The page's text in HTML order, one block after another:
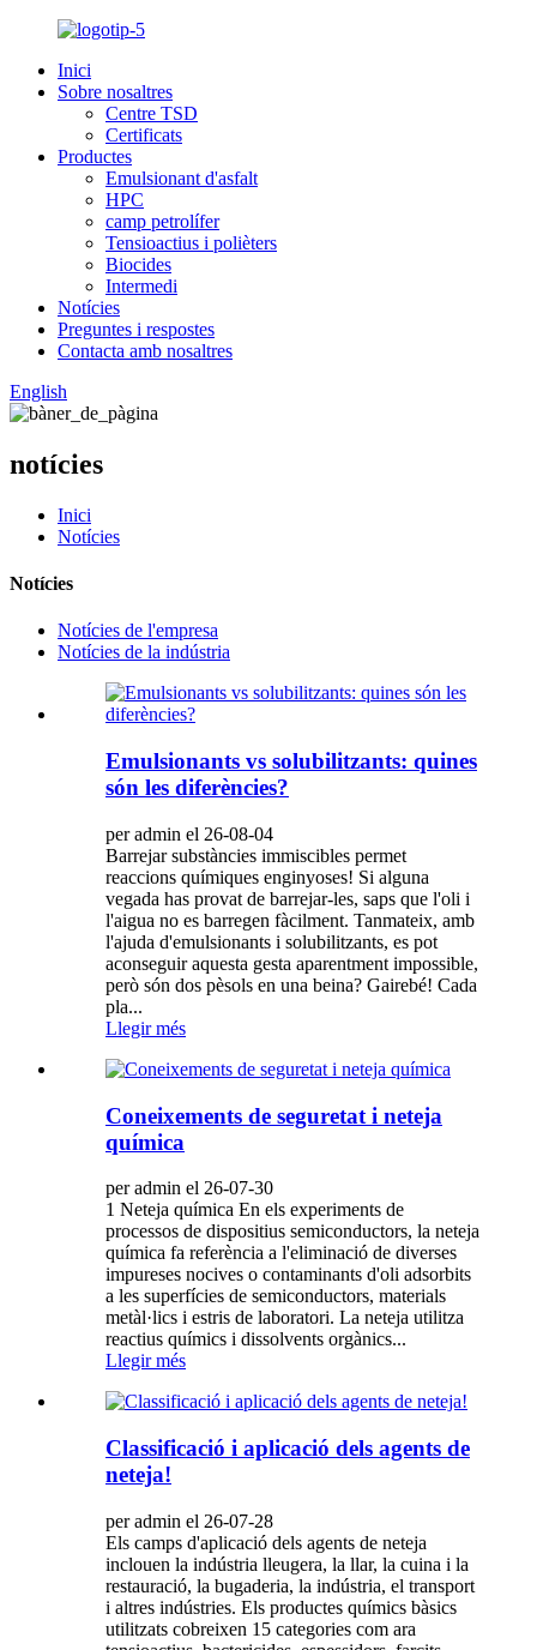
Inici
Sobre nosaltres
Centre TSD
Certificats
Productes
Emulsionant d'asfalt
HPC
camp petrolífer
Tensioactius i polièters
Biocides
Intermedi
Notícies
Preguntes i respostes
Contacta amb nosaltres
English
notícies
Inici
Notícies
Notícies
Notícies de l'empresa
Notícies de la indústria
Emulsionants vs solubilitzants: quines
són les diferències?
per admin el 26-08-04
Barrejar substàncies immiscibles permet
reaccions químiques enginyoses! Si alguna
vegada has provat de barrejar-les, saps que l'oli i
l'aigua no es barregen fàcilment. Tanmateix, amb
l'ajuda d'emulsionants i solubilitzants, es pot
aconseguir aquesta gesta aparentment impossible,
però són dos pèsols en una beina? Gairebé! Cada
pla...
Llegir més
Coneixements de seguretat i neteja
química
per admin el 26-07-30
1 Neteja química En els experiments de
processos de dispositius semiconductors, la neteja
química fa referència a l'eliminació de diverses
impureses nocives o contaminants d'oli adsorbits
a les superfícies de semiconductors, materials
metàl·lics i estris de laboratori. La neteja utilitza
reactius químics i dissolvents orgànics...
Llegir més
Classificació i aplicació dels agents de
neteja!
per admin el 26-07-28
Els camps d'aplicació dels agents de neteja
inclouen la indústria lleugera, la llar, la cuina i la
restauració, la bugaderia, la indústria, el transport
i altres indústries. Els productes químics bàsics
utilitzats cobreixen 15 categories com ara